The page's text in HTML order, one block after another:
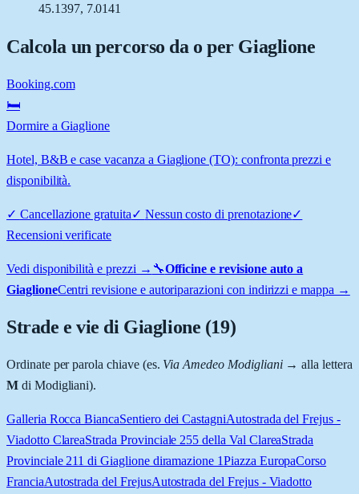
45.1397, 7.0141
Calcola un percorso da o per Giaglione
Booking.com
🛏️
Dormire a Giaglione
Hotel, B&B e case vacanza a Giaglione (TO): confronta prezzi e
disponibilità.
✓ Cancellazione gratuita✓ Nessun costo di prenotazione✓
Recensioni verificate
Vedi disponibilità e prezzi → 🔧Officine e revisione auto a
GiaglioneCentri revisione e autoriparazioni con indirizzi e mappa →
Strade e vie di Giaglione (19)
Ordinate per parola chiave (es. Via Amedeo Modigliani→ alla lettera
Mdi Modigliani).
Galleria Rocca BiancaSentiero dei CastagniAutostrada del Frejus -
Viadotto ClareaStrada Provinciale 255 della Val ClareaStrada
Provinciale 211 di Giaglione diramazione 1Piazza EuropaCorso
FranciaAutostrada del FrejusAutostrada del Frejus - Viadotto